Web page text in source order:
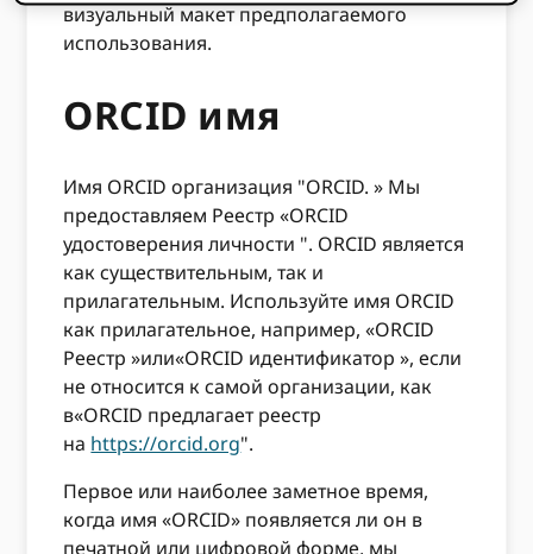
визуальный макет предполагаемого
использования.
ORCID имя
Имя ORCID организация "ORCID. » Мы
предоставляем Реестр «ORCID
удостоверения личности ". ORCID является
как существительным, так и
прилагательным. Используйте имя ORCID
как прилагательное, например, «ORCID
Реестр »или«ORCID идентификатор », если
не относится к самой организации, как
в«ORCID предлагает реестр
на https://orcid.org".
Первое или наиболее заметное время,
когда имя «ORCID» появляется ли он в
печатной или цифровой форме, мы